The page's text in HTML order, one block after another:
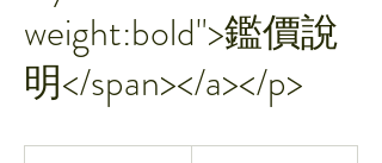
weight:bold">鑑價說
明</span></a></p>